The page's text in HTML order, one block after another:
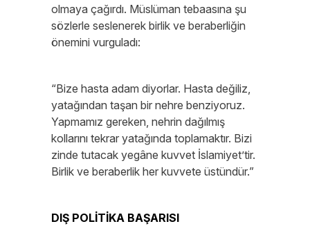
olmaya çağırdı. Müslüman tebaasına şu
sözlerle seslenerek birlik ve beraberliğin
önemini vurguladı:
“Bize hasta adam diyorlar. Hasta değiliz,
yatağından taşan bir nehre benziyoruz.
Yapmamız gereken, nehrin dağılmış
kollarını tekrar yatağında toplamaktır. Bizi
zinde tutacak yegâne kuvvet İslamiyet’tir.
Birlik ve beraberlik her kuvvete üstündür.”
DIŞ POLİTİKA BAŞARISI